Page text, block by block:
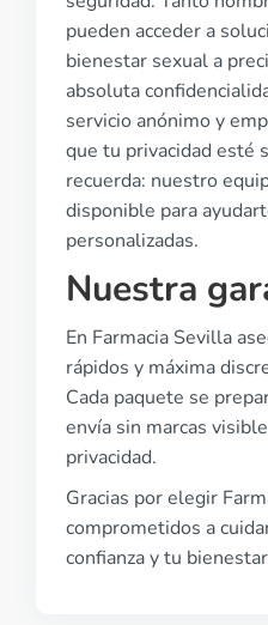
pueden acceder a
bienestar sexual a
absoluta
servicio anónimo y
que tu privacidad esté
recuerda: nuestro
disponible para
personalizadas.
Nuestra
En Farmacia Sevilla
rápidos y máxima
Cada paquete se
envía sin marcas
privacidad.
Gracias por elegir
comprometidos a
confianza y tu